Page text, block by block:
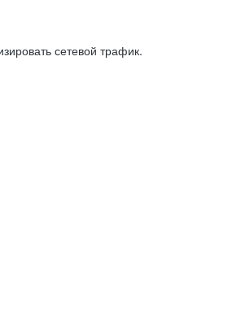
сетевой трафик.